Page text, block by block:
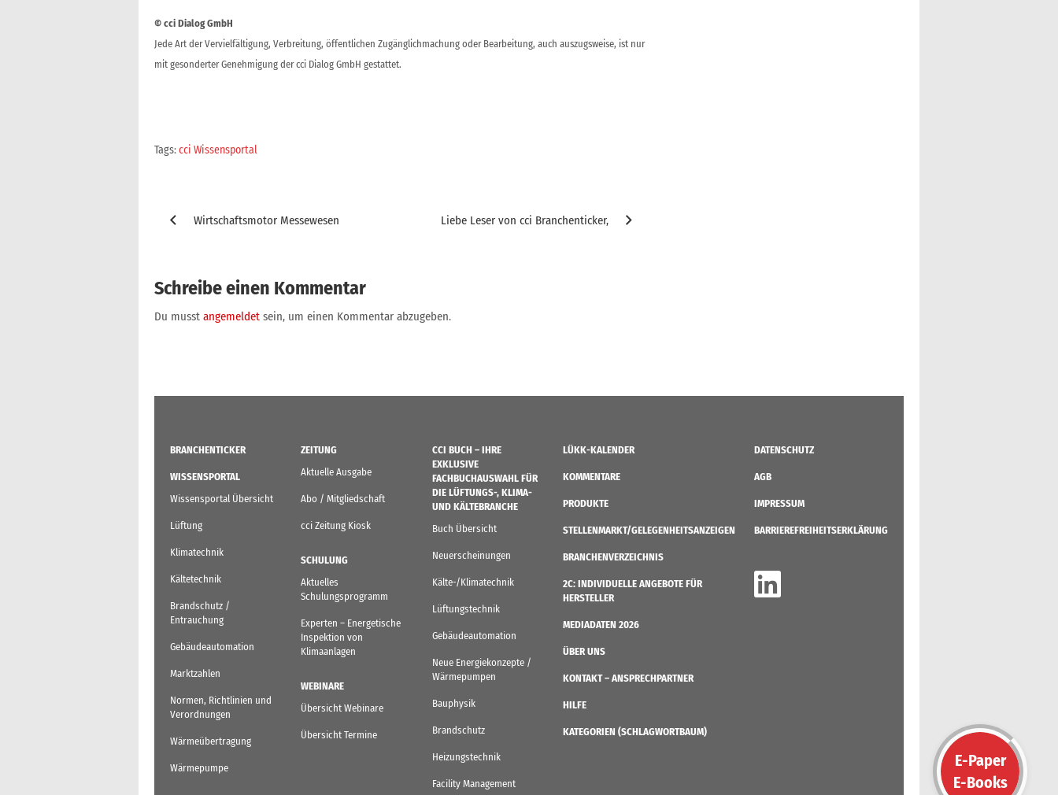
© cci Dialog GmbH
Jede Art der Vervielfältigung, Verbreitung, öffentlichen Zugänglichmachung oder Bearbeitung, auch auszugsweise, ist nur
mit gesonderter Genehmigung der cci Dialog GmbH gestattet.
Tags:cci Wissensportal
Wirtschaftsmotor Messewesen Liebe Leser von cci Branchenticker,
Schreibe einen Kommentar
Du musst angemeldet sein, um einen Kommentar abzugeben.
BRANCHENTICKER
WISSENSPORTAL
Wissensportal Übersicht
Lüftung
Klimatechnik
Kältetechnik
Brandschutz /
Entrauchung
Gebäudeautomation
Marktzahlen
Normen, Richtlinien und
Verordnungen
Wärmeübertragung
Wärmepumpe
ZEITUNG
Aktuelle Ausgabe
Abo / Mitgliedschaft
cci Zeitung Kiosk
SCHULUNG
Aktuelles
Schulungsprogramm
Experten – Energetische
Inspektion von
Klimaanlagen
WEBINARE
Übersicht Webinare
Übersicht Termine
CCI BUCH – IHRE
EXKLUSIVE
FACHBUCHAUSWAHL FÜR
DIE LÜFTUNGS-, KLIMA-
UND KÄLTEBRANCHE
Buch Übersicht
Neuerscheinungen
Kälte-/Klimatechnik
Lüftungstechnik
Gebäudeautomation
Neue Energiekonzepte /
Wärmepumpen
Bauphysik
Brandschutz
Heizungstechnik
Facility Management
LÜKK-KALENDER
KOMMENTARE
PRODUKTE
STELLENMARKT/GELEGENHEITSANZEIGEN
BRANCHENVERZEICHNIS
2C: INDIVIDUELLE ANGEBOTE FÜR
HERSTELLER
MEDIADATEN 2026
ÜBER UNS
KONTAKT – ANSPRECHPARTNER
HILFE
KATEGORIEN (SCHLAGWORTBAUM)
DATENSCHUTZ
AGB
IMPRESSUM
BARRIEREFREIHEITSERKLÄRUNG
E-Paper
E-Books